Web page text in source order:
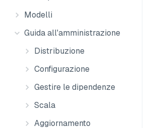
Modelli
Guida all'amministrazione
Distribuzione
Configurazione
Gestire le dipendenze
Scala
Aggiornamento